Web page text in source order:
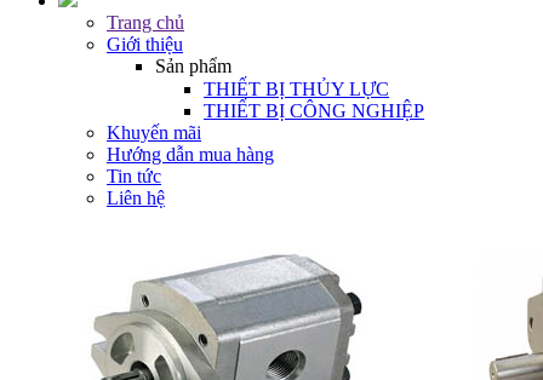
Trang chủ
Giới thiệu
Sản phẩm
THIẾT BỊ THỦY LỰC
THIẾT BỊ CÔNG NGHIỆP
Khuyến mãi
Hướng dẫn mua hàng
Tin tức
Liên hệ